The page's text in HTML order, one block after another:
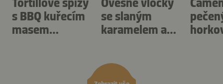
s BBQ kuřecím
masem
se slaným
karamelem a
horkovzdušné